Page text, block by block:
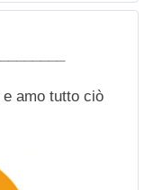
e amo tutto ciò